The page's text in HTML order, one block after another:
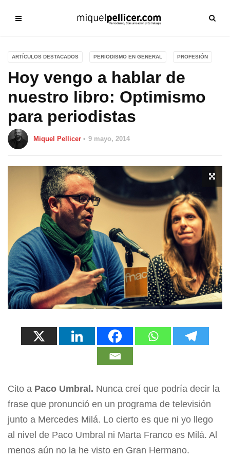
ARTÍCULOS DESTACADOS PERIODISMO EN GENERAL PROFESIÓN
Hoy vengo a hablar de
nuestro libro: Optimismo
para periodistas
Miquel Pellicer 9 mayo, 2014
Cito a Paco Umbral. Nunca creí que podría decir la
frase que pronunció en un programa de televisión
junto a Mercedes Milá. Lo cierto es que ni yo llego
al nivel de Paco Umbral ni Marta Franco es Milá. Al
menos aún no la he visto en Gran Hermano.